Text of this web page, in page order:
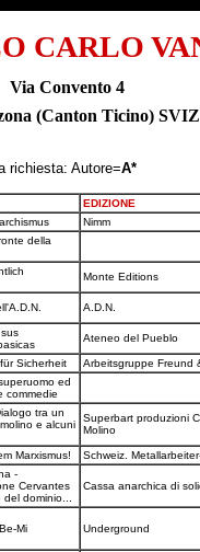
CARLO
Via Convento 4
(Canton Ticino)
richiesta: Autore=A*
EDIZIONE
Nimm
della
Monte Editions
A.D.N.
Ateneo del Pueblo
Sicherheit
Arbeitsgruppe Freund
ed
commedie
tra un
e alcuni
Superbart produzioni
Molino
Marxismus! Schweiz.
-
Cervantes
del dominio...
Cassa anarchica di
Mi Underground